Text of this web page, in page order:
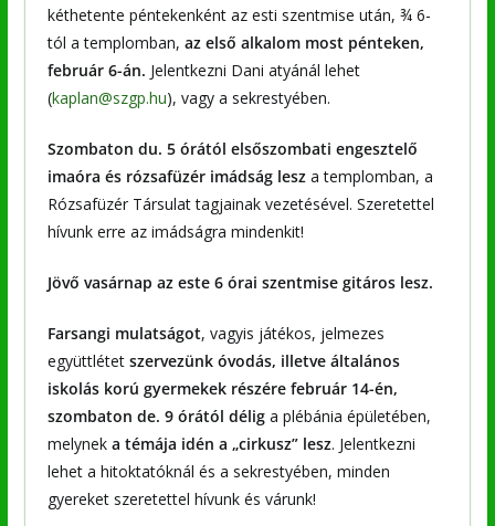
kéthetente péntekenként az esti szentmise után, ¾ 6-
tól a templomban, az első alkalom most pénteken,
február 6-án. Jelentkezni Dani atyánál lehet
(kaplan@szgp.hu), vagy a sekrestyében.
Szombaton du. 5 órától elsőszombati engesztelő
imaóra és rózsafüzér imádság lesz a templomban, a
Rózsafüzér Társulat tagjainak vezetésével. Szeretettel
hívunk erre az imádságra mindenkit!
Jövő vasárnap az este 6 órai szentmise gitáros lesz.
Farsangi mulatságot, vagyis játékos, jelmezes
együttlétetszervezünk óvodás, illetve általános
iskolás korú gyermekek részére február 14-én,
szombaton de. 9 órától délig a plébánia épületében,
melynek a témája idén a „cirkusz” lesz. Jelentkezni
lehet a hitoktatóknál és a sekrestyében, minden
gyereket szeretettel hívunk és várunk!